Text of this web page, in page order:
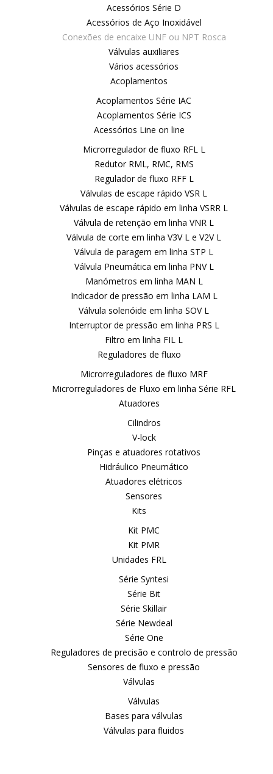
Acessórios Série D
Acessórios de Aço Inoxidável
Conexões de encaixe UNF ou NPT Rosca
Válvulas auxiliares
Vários acessórios
Acoplamentos
Acoplamentos Série IAC
Acoplamentos Série ICS
Acessórios Line on line
Microrregulador de fluxo RFL L
Redutor RML, RMC, RMS
Regulador de fluxo RFF L
Válvulas de escape rápido VSR L
Válvulas de escape rápido em linha VSRR L
Válvula de retenção em linha VNR L
Válvula de corte em linha V3V L e V2V L
Válvula de paragem em linha STP L
Válvula Pneumática em linha PNV L
Manómetros em linha MAN L
Indicador de pressão em linha LAM L
Válvula solenóide em linha SOV L
Interruptor de pressão em linha PRS L
Filtro em linha FIL L
Reguladores de fluxo
Microrreguladores de fluxo MRF
Microrreguladores de Fluxo em linha Série RFL
Atuadores
Cilindros
V-lock
Pinças e atuadores rotativos
Hidráulico Pneumático
Atuadores elétricos
Sensores
Kits
Kit PMC
Kit PMR
Unidades FRL
Série Syntesi
Série Bit
Série Skillair
Série Newdeal
Série One
Reguladores de precisão e controlo de pressão
Sensores de fluxo e pressão
Válvulas
Válvulas
Bases para válvulas
Válvulas para fluidos